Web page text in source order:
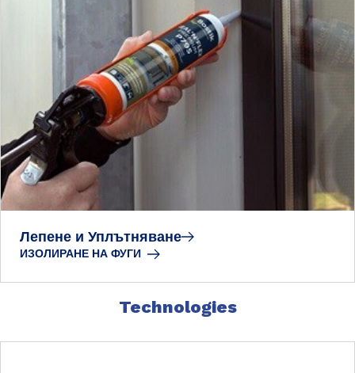
Лепене и Уплътняване
ИЗОЛИРАНЕ НА ФУГИ
Technologies